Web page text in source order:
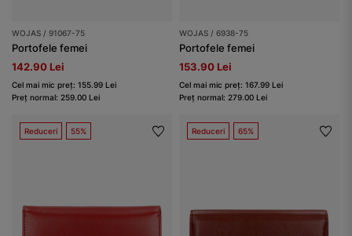
WOJAS / 91067-75
Portofele femei
142.90 Lei
Cel mai mic preț: 155.99 Lei
Preț normal: 259.00 Lei
WOJAS / 6938-75
Portofele femei
153.90 Lei
Cel mai mic preț: 167.99 Lei
Preț normal: 279.00 Lei
Reduceri 55% Reduceri 65%